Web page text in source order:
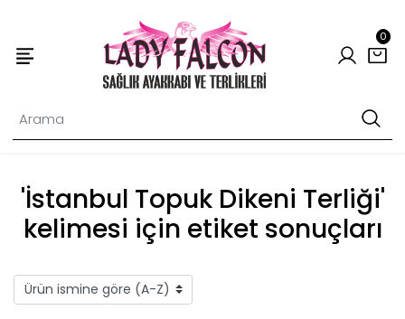
0
'İstanbul Topuk Dikeni Terliği'
kelimesi için etiket sonuçları